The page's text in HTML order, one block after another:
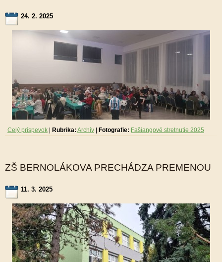
24. 2. 2025
Celý príspevok Rubrika: Archív Fotografie: Fašiangové stretnutie 2025
ZŠ BERNOLÁKOVA PRECHÁDZA PREMENOU
11. 3. 2025